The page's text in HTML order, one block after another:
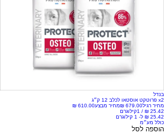
בנדל
x2 פרוטקט אוסטאו לכלב 12 ק״ג
מחיר רגיל
מחיר מבצע
/ 1קילוגרם
כולל מע״מ
הוספה לסל